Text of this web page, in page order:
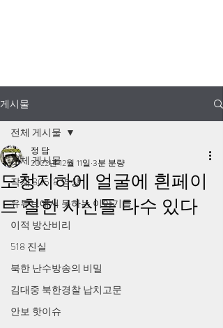
게시물
전체 게시물
작계 80518 영상
유튜브에서 못하는 이야기들
이적 방산비리
518 진실
북한 난수방송의 비밀
김대중 북한경찰 납치고문
안보 핫이슈
전체 게시물
도청지하에 얼굴에 흰페이
트 칠한 시신들 다수 있다
정 담
2022년 12월 11일 3분 분량